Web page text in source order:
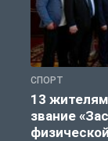
СПОРТ
13
звание